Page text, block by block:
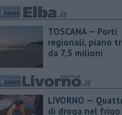
TOSCANA — Porti
regionali, piano
da 7,5 milioni
LIVORNO —
di droga nel